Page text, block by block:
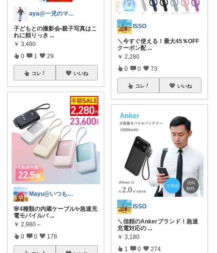
aya@一児のママ👦
子どもとの撮影会•親子写真はこ
れに頼りっき ...
￥ 3,480
0 1 29
コレ いいね
Mayu@いつも感謝😊こっそり購入🌸
🌸4種類の内蔵ケーブル✨急速充
電モバイルバ ...
￥ 2,980～
0 0 178
ISSO
＼今すぐ使える！最大45％OFF
クーポン配 ...
￥ 2,280
0 0 73
コレ いいね
ISSO
＼信頼のAnkerブランド！急速
充電対応の ...
￥ 3,180
1 0 274